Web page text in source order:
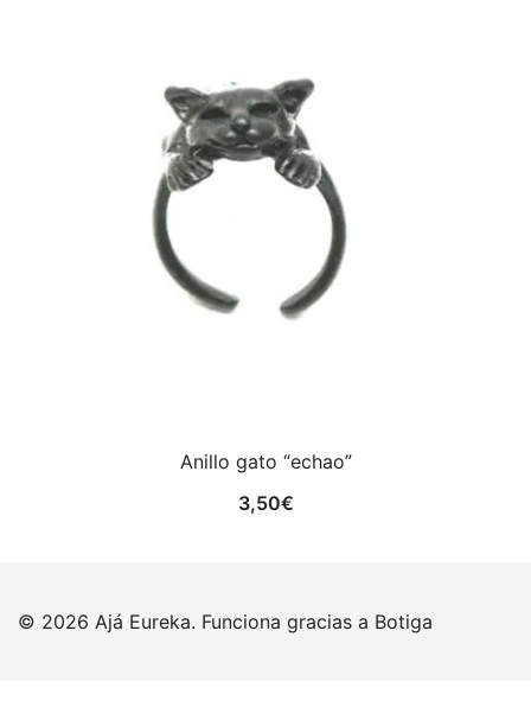
Anillo gato “echao”
3,50€
© 2026 Ajá Eureka. Funciona gracias a Botiga